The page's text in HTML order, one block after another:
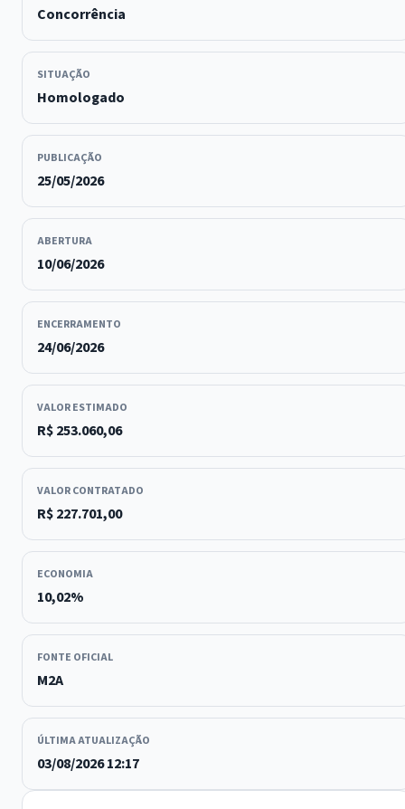
Concorrência
SITUAÇÃO
Homologado
PUBLICAÇÃO
25/05/2026
ABERTURA
10/06/2026
ENCERRAMENTO
24/06/2026
VALOR ESTIMADO
R$ 253.060,06
VALOR CONTRATADO
R$ 227.701,00
ECONOMIA
10,02%
FONTE OFICIAL
M2A
ÚLTIMA ATUALIZAÇÃO
03/08/2026 12:17